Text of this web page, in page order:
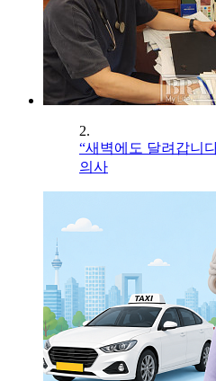
2.
“새벽에도 달려갑니
의사